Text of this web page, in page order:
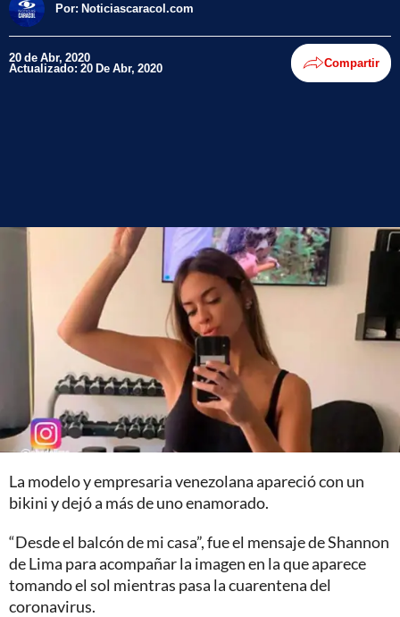
Por: Noticiascaracol.com
20 de Abr, 2020
Actualizado: 20 De Abr, 2020 Compartir
La modelo y empresaria venezolana apareció con un
bikini y dejó a más de uno enamorado.
“Desde el balcón de mi casa”, fue el mensaje de Shannon
de Lima para acompañar la imagen en la que aparece
tomando el sol mientras pasa la cuarentena del
coronavirus.